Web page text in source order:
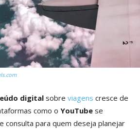
digital sobre viagens cresce de
como o YouTube se
consulta para quem deseja planejar